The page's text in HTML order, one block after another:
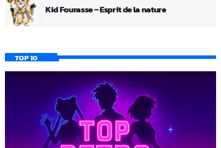
Kid Fourasse – Esprit de la nature
TOP 10